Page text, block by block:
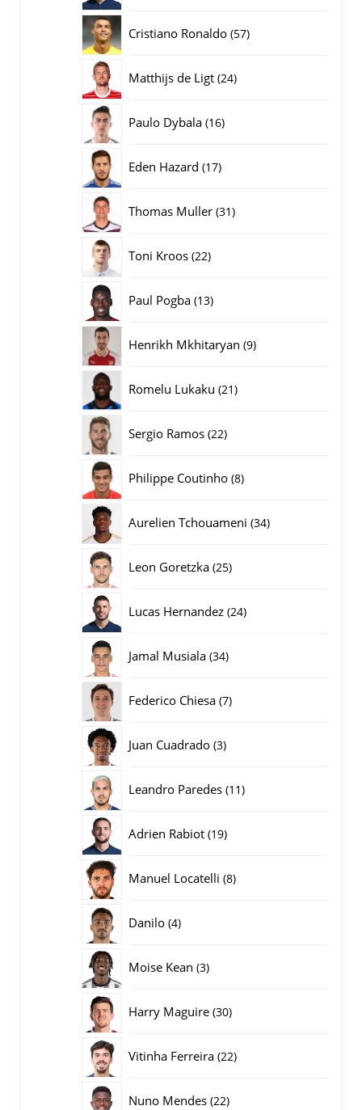
Cristiano Ronaldo 5757
Matthijs de Ligt 2424
Paulo Dybala 1616
Eden Hazard 1717
Thomas Muller 3131
Toni Kroos 2222
Paul Pogba 1313
Henrikh Mkhitaryan 99
Romelu Lukaku 2121
Sergio Ramos 2222
Philippe Coutinho 88
Aurelien Tchouameni 3434
Leon Goretzka 2525
Lucas Hernandez 2424
Jamal Musiala 3434
Federico Chiesa 77
Juan Cuadrado 33
Leandro Paredes 1111
Adrien Rabiot 1919
Manuel Locatelli 88
Danilo 44
Moise Kean 33
Harry Maguire 3030
Vitinha Ferreira 2222
Nuno Mendes 2222